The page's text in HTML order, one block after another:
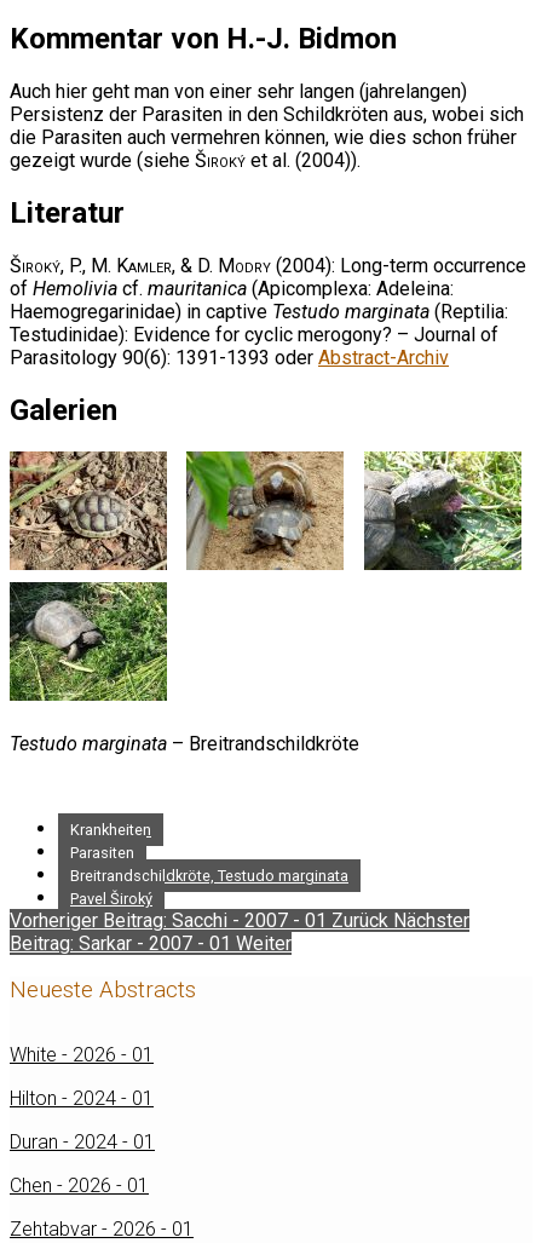
Kommentar von H.-J. Bidmon
Auch hier geht man von einer sehr langen (jahrelangen)
Persistenz der Parasiten in den Schildkröten aus, wobei sich
die Parasiten auch vermehren können, wie dies schon früher
gezeigt wurde (siehe Široký et al. (2004)).
Literatur
Široký, P., M. Kamler, & D. Modry (2004): Long-term occurrence
of Hemolivia cf. mauritanica (Apicomplexa: Adeleina:
Haemogregarinidae) in captive Testudo marginata (Reptilia:
Testudinidae): Evidence for cyclic merogony? – Journal of
Parasitology 90(6): 1391-1393 oder Abstract-Archiv
Galerien
Testudo marginata – Breitrandschildkröte
Krankheiten
Parasiten
Breitrandschildkröte, Testudo marginata
Pavel Široký
Vorheriger Beitrag: Sacchi - 2007 - 01 Zurück Nächster
Beitrag: Sarkar - 2007 - 01 Weiter
Neueste Abstracts
White - 2026 - 01
Hilton - 2024 - 01
Duran - 2024 - 01
Chen - 2026 - 01
Zehtabvar - 2026 - 01